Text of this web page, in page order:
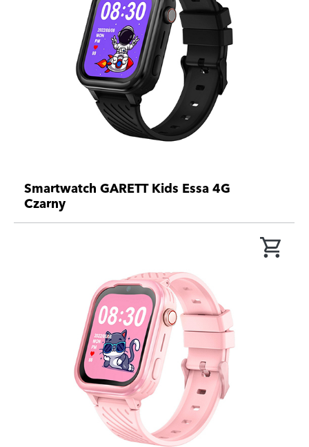
Smartwatch GARETT Kids Essa 4G
Czarny